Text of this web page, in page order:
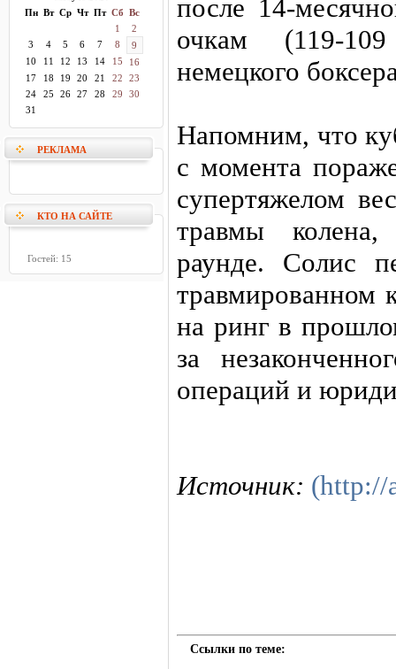
Пн Вт Ср Чт Пт Сб Вс
1
2
3
4 5 6 7 8
9
10
11 12 13 14 15
16
17
18 19 20 21 22
23
24
25 26 27 28 29
30
31
РЕКЛАМА
КТО НА САЙТЕ
Гостей: 15
после 14-
очкам (119-
немецкого
Напомним, что
с момента
супертяжелом
травмы
раунде. Солис
травмированном
на ринг в
за
операций и
Источник: (http://
Ссылки по теме: